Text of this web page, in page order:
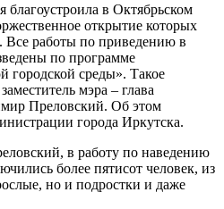
благоустроила в Октябрьском
открытие которых
Все работы по приведению в
по программе
городской среды». Такое
мэра – глава
Преловский. Об этом
города Иркутска.
в работу по наведению
более пятисот человек, из
но и подростки и даже